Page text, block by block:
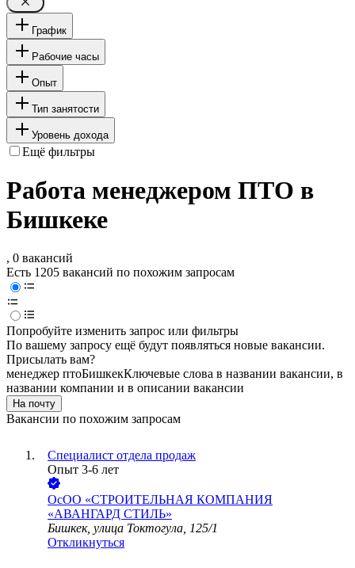
График
Рабочие часы
Опыт
Тип занятости
Уровень дохода
Ещё фильтры
Работа менеджером ПТО в
Бишкеке
, 0 вакансий
Есть 1205 вакансий по похожим запросам
Попробуйте изменить запрос или фильтры
По вашему запросу ещё будут появляться новые вакансии.
Присылать вам?
менеджер птоБишкекКлючевые слова в названии вакансии, в
названии компании и в описании вакансии
На почту
Вакансии по похожим запросам
Специалист отдела продаж
Опыт 3-6 лет
ОсОО «СТРОИТЕЛЬНАЯ КОМПАНИЯ
«АВАНГАРД СТИЛЬ»
Бишкек, улица Токтогула, 125/1
Откликнуться